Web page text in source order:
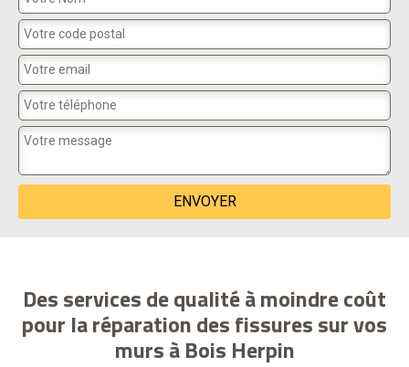
Des services de qualité à moindre coût
pour la réparation des fissures sur vos
murs à Bois Herpin